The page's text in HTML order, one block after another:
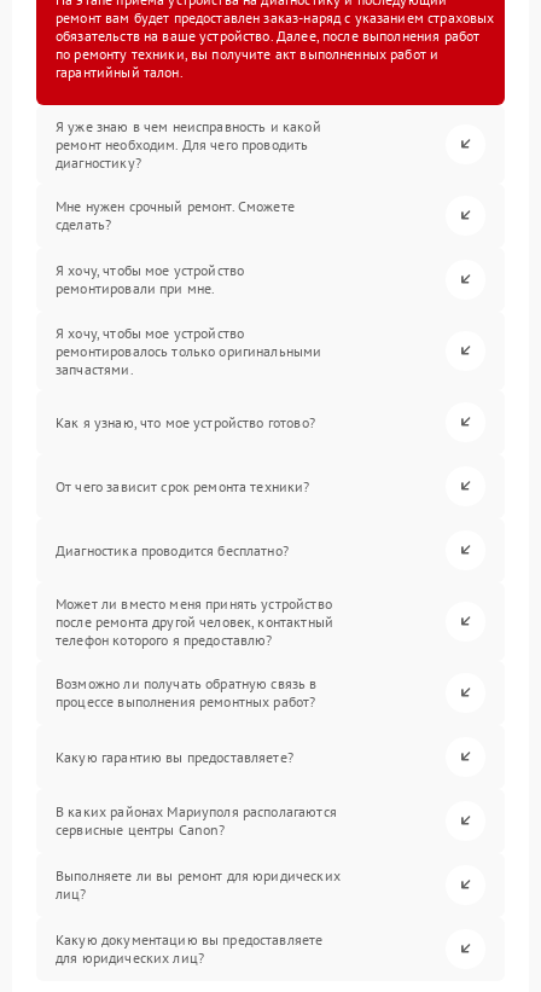
ремонт вам будет предоставлен заказ-наряд с указанием страховых
обязательств на ваше устройство. Далее, после выполнения работ
по ремонту техники, вы получите акт выполненных работ и
гарантийный талон.
Я уже знаю в чем неисправность и какой
ремонт необходим. Для чего проводить
диагностику?
Мне нужен срочный ремонт. Сможете
сделать?
Я хочу, чтобы мое устройство
ремонтировали при мне.
Я хочу, чтобы мое устройство
ремонтировалось только оригинальными
запчастями.
Как я узнаю, что мое устройство готово?
От чего зависит срок ремонта техники?
Диагностика проводится бесплатно?
Может ли вместо меня принять устройство
после ремонта другой человек, контактный
телефон которого я предоставлю?
Возможно ли получать обратную связь в
процессе выполнения ремонтных работ?
Какую гарантию вы предоставляете?
В каких районах Мариуполя располагаются
сервисные центры Canon?
Выполняете ли вы ремонт для юридических
лиц?
Какую документацию вы предоставляете
для юридических лиц?